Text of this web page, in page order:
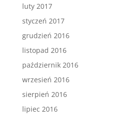
luty 2017
styczeń 2017
grudzień 2016
listopad 2016
październik 2016
wrzesień 2016
sierpień 2016
lipiec 2016